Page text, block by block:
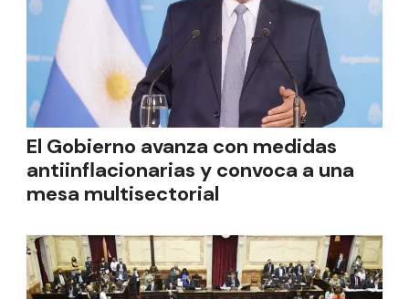
El Gobierno avanza con medidas
antiinflacionarias y convoca a una
mesa multisectorial